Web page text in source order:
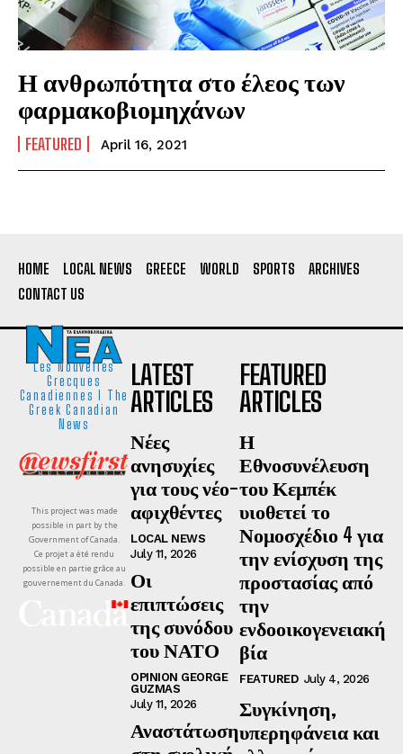
Η ανθρωπότητα στο έλεος των
φαρμακοβιομηχάνων
FEATURED April 16, 2021
HOME LOCAL NEWS GREECE WORLD SPORTS
ARCHIVES
CONTACT US
Les Nouvelles
Grecques
Canadiennes I The
Greek Canadian
News
This project was made
possible in part by the
Government of Canada.
Ce projet a été rendu
possible en partie grâce au
gouvernement du Canada.
LATEST
ARTICLES
Νέες
ανησυχίες
για τους νέο-
αφιχθέντες
LOCAL NEWS
July 11, 2026
Οι
επιπτώσεις
της συνόδου
του ΝΑΤΟ
OPINION GEORGE
GUZMAS
July 11, 2026
Αναστάτωση
FEATURED
ARTICLES
Η
Εθνοσυνέλευση
του Κεμπέκ
υιοθετεί το
Νομοσχέδιο 4 για
την ενίσχυση της
προστασίας από
την
ενδοοικογενειακή
βία
FEATURED July 4, 2026
Συγκίνηση,
υπερηφάνεια και